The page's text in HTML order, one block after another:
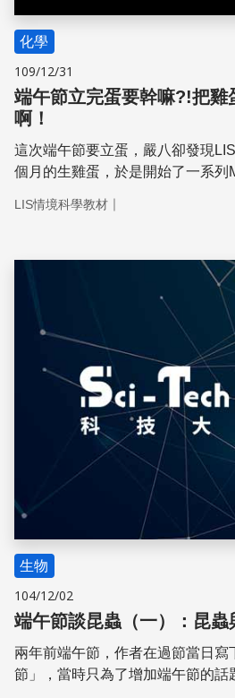
化學
109/12/31
端午節立完蛋要幹嘛?!把雞
啊！
這次端午節要立蛋，嚴八卻發現
個月的生雞蛋，於是開始了一系列
經過繁雜的莫爾數、壓力與體積的
LIS情境科學教材 ｜
生物
104/12/02
端午節談昆蟲（一）：昆蟲
兩年前端午節，作者在過節當日
節」，當時只為了增加端午節的話